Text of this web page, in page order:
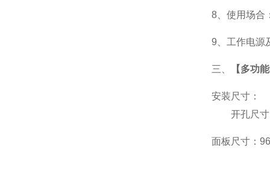
8 、使用场
9 、工作电
三、 【多功
安装尺寸：
开孔尺
面板尺寸：